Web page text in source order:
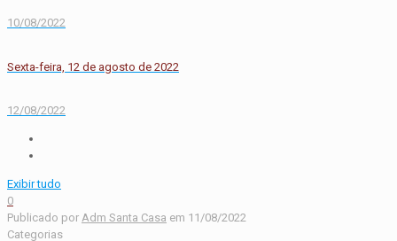
10/08/2022
Sexta-feira, 12 de agosto de 2022
12/08/2022
Exibir tudo
0
Publicado por Adm Santa Casa em 11/08/2022
Categorias